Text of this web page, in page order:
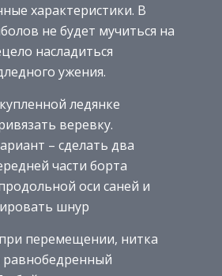
характеристики. В
не будет мучиться на
насладиться
ужения.
ледянке
веревку.
– сделать два
части борта
оси саней и
шнур
перемещении, нитка